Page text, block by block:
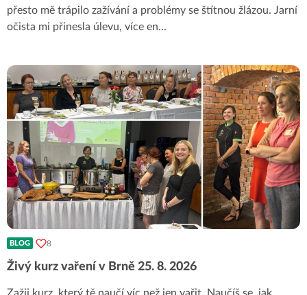
přesto mě trápilo zažívání a problémy se štítnou žlázou. Jarní
očista mi přinesla úlevu, více en...
BLOG 8
Živý kurz vaření v Brně 25. 8. 2026